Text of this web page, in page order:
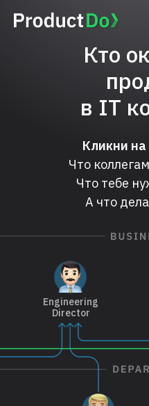
Engineering
Director
Кликни на
Что
Что тебе
А что
Кто
в IT